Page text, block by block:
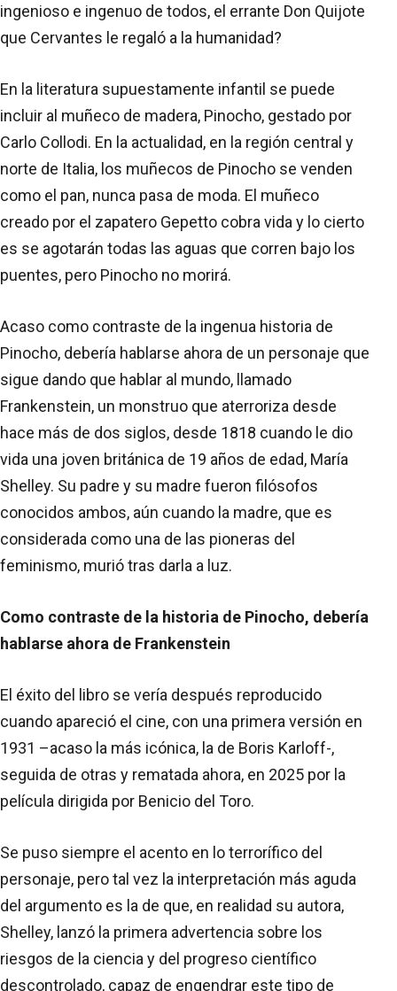
ingenioso e ingenuo de todos, el errante Don Quijote
que Cervantes le regaló a la humanidad?
En la literatura supuestamente infantil se puede
incluir al muñeco de madera, Pinocho, gestado por
Carlo Collodi. En la actualidad, en la región central y
norte de Italia, los muñecos de Pinocho se venden
como el pan, nunca pasa de moda. El muñeco
creado por el zapatero Gepetto cobra vida y lo cierto
es se agotarán todas las aguas que corren bajo los
puentes, pero Pinocho no morirá.
Acaso como contraste de la ingenua historia de
Pinocho, debería hablarse ahora de un personaje que
sigue dando que hablar al mundo, llamado
Frankenstein, un monstruo que aterroriza desde
hace más de dos siglos, desde 1818 cuando le dio
vida una joven británica de 19 años de edad, María
Shelley. Su padre y su madre fueron filósofos
conocidos ambos, aún cuando la madre, que es
considerada como una de las pioneras del
feminismo, murió tras darla a luz.
Como contraste de la historia de Pinocho, debería
hablarse ahora de Frankenstein
El éxito del libro se vería después reproducido
cuando apareció el cine, con una primera versión en
1931 –acaso la más icónica, la de Boris Karloff-,
seguida de otras y rematada ahora, en 2025 por la
película dirigida por Benicio del Toro.
Se puso siempre el acento en lo terrorífico del
personaje, pero tal vez la interpretación más aguda
del argumento es la de que, en realidad su autora,
Shelley, lanzó la primera advertencia sobre los
riesgos de la ciencia y del progreso científico
descontrolado, capaz de engendrar este tipo de